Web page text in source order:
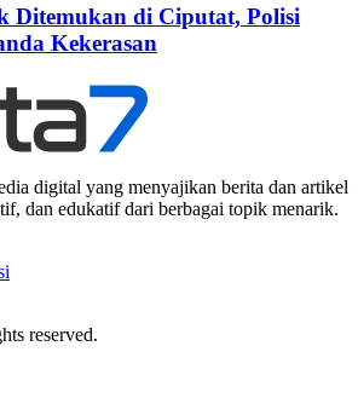
Ditemukan di Ciputat, Polisi
Kekerasan
digital yang menyajikan berita dan artikel
dan edukatif dari berbagai topik menarik.
reserved.